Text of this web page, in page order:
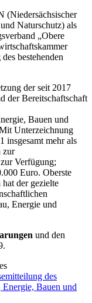
(Niedersächsischer
Naturschutz) als
„Obere
bestehenden
der seit 2017
der Bereitschaftschaft
Bauen und
Unterzeichnung
insgesamt mehr als
zur
Verfügung;
Euro. Oberste
der gezielte
Energie und
und den
.
des
Bauen und